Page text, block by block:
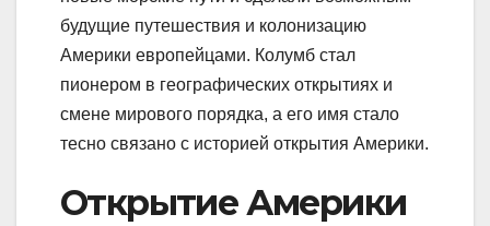
будущие путешествия и колонизацию
Америки европейцами. Колумб стал
пионером в географических открытиях и
смене мирового порядка, а его имя стало
тесно связано с историей открытия Америки.
Открытие Америки